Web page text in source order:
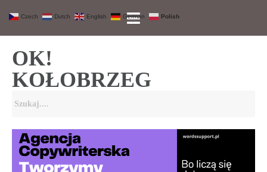
OK!
KOŁOBRZEG
Czech Dutch English German Polish